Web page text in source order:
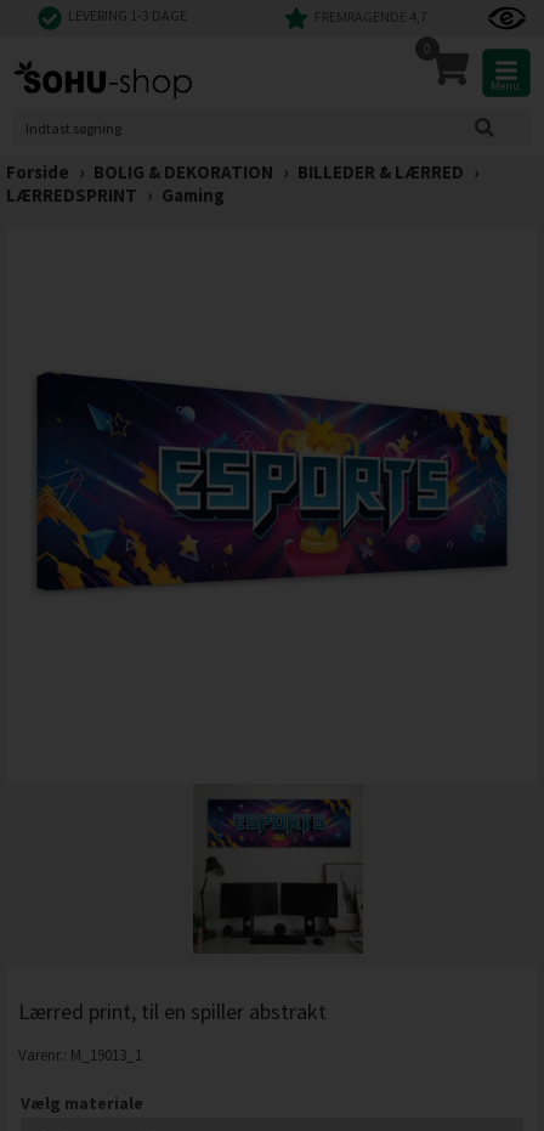
LEVERING 1-3 DAGE FREMRAGENDE 4,7
0
Menu
Forside › BOLIG & DEKORATION › BILLEDER & LÆRRED ›
LÆRREDSPRINT › Gaming
Lærred print, til en spiller abstrakt
Varenr.: M_19013_1
Vælg materiale